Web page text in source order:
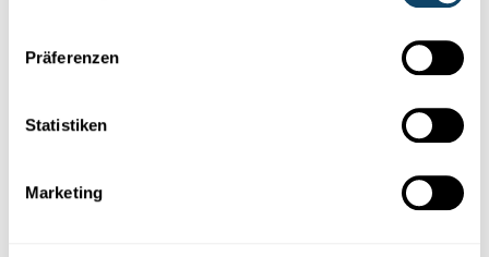
Präferenzen
Statistiken
Marketing
Wissenschaft in der Gesellschaft
PORTRÄT
„Eine Errungenschaft für Luxemburg und
Wissenschaftler
des Luxembourg Institute of Health (LIH)